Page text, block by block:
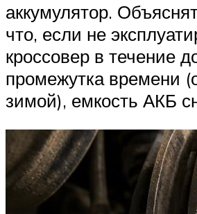
аккумулятор.
что, если не
кроссовер в течение
промежутка времени
зимой), емкость АКБ